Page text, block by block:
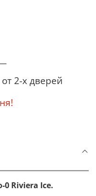
2-х дверей
Riviera Ice.